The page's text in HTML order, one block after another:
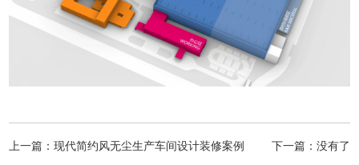
上一篇：现代简约风无尘生产车间设计装修案例 下一篇：没有了